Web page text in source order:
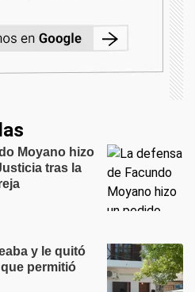
Moyano hizo
tras la
y le quitó
permitió